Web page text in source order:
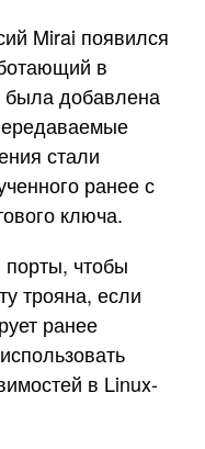
Mirai появился
в
была добавлена
стали
ранее с
ключа.
чтобы
трояна, если
ранее
в Linux-